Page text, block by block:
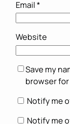
Email*
Website
Save my
browser
Notify me
Notify me